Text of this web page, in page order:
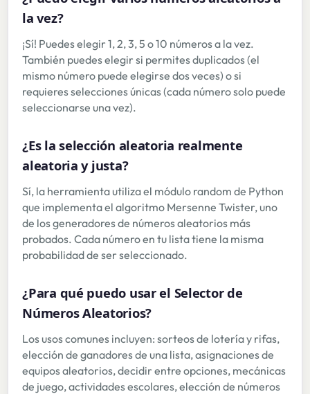
la vez?
¡Sí! Puedes elegir 1, 2, 3, 5 o 10 números a la vez.
También puedes elegir si permites duplicados (el
mismo número puede elegirse dos veces) o si
requieres selecciones únicas (cada número solo puede
seleccionarse una vez).
¿Es la selección aleatoria realmente
aleatoria y justa?
Sí, la herramienta utiliza el módulo random de Python
que implementa el algoritmo Mersenne Twister, uno
de los generadores de números aleatorios más
probados. Cada número en tu lista tiene la misma
probabilidad de ser seleccionado.
¿Para qué puedo usar el Selector de
Números Aleatorios?
Los usos comunes incluyen: sorteos de lotería y rifas,
elección de ganadores de una lista, asignaciones de
equipos aleatorios, decidir entre opciones, mecánicas
de juego, actividades escolares, elección de números